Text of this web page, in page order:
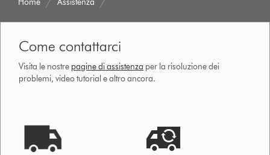
Home Assistenza
Come contattarci
Visita le nostre pagine di assistenza per la risoluzione dei
problemi, video tutorial e altro ancora.